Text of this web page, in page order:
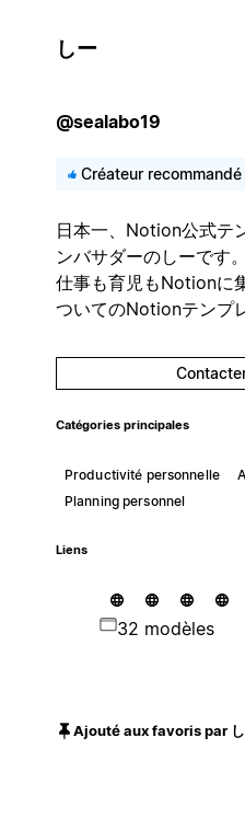
しー
@sealabo19
Créateur recommandé
日本一、Notion公式テ
ンバサダーのしーです
仕事も育児もNotionに
ついてのNotionテンプ
Catégories principales
Productivité personnelle
Planning personnel
Liens
32 modèles
Ajouté aux favoris par